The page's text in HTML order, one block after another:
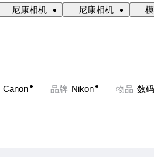
尼康相机 尼康相机
Canon 品牌 Nikon 物品 数